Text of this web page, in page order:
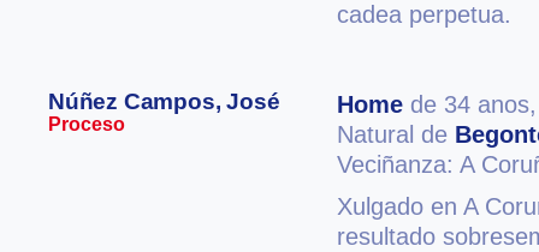
cadea perpetua.
Núñez Campos, José
Proceso
Home de 34
Natural de
Veciñanza: A
Xulgado en A
resultado